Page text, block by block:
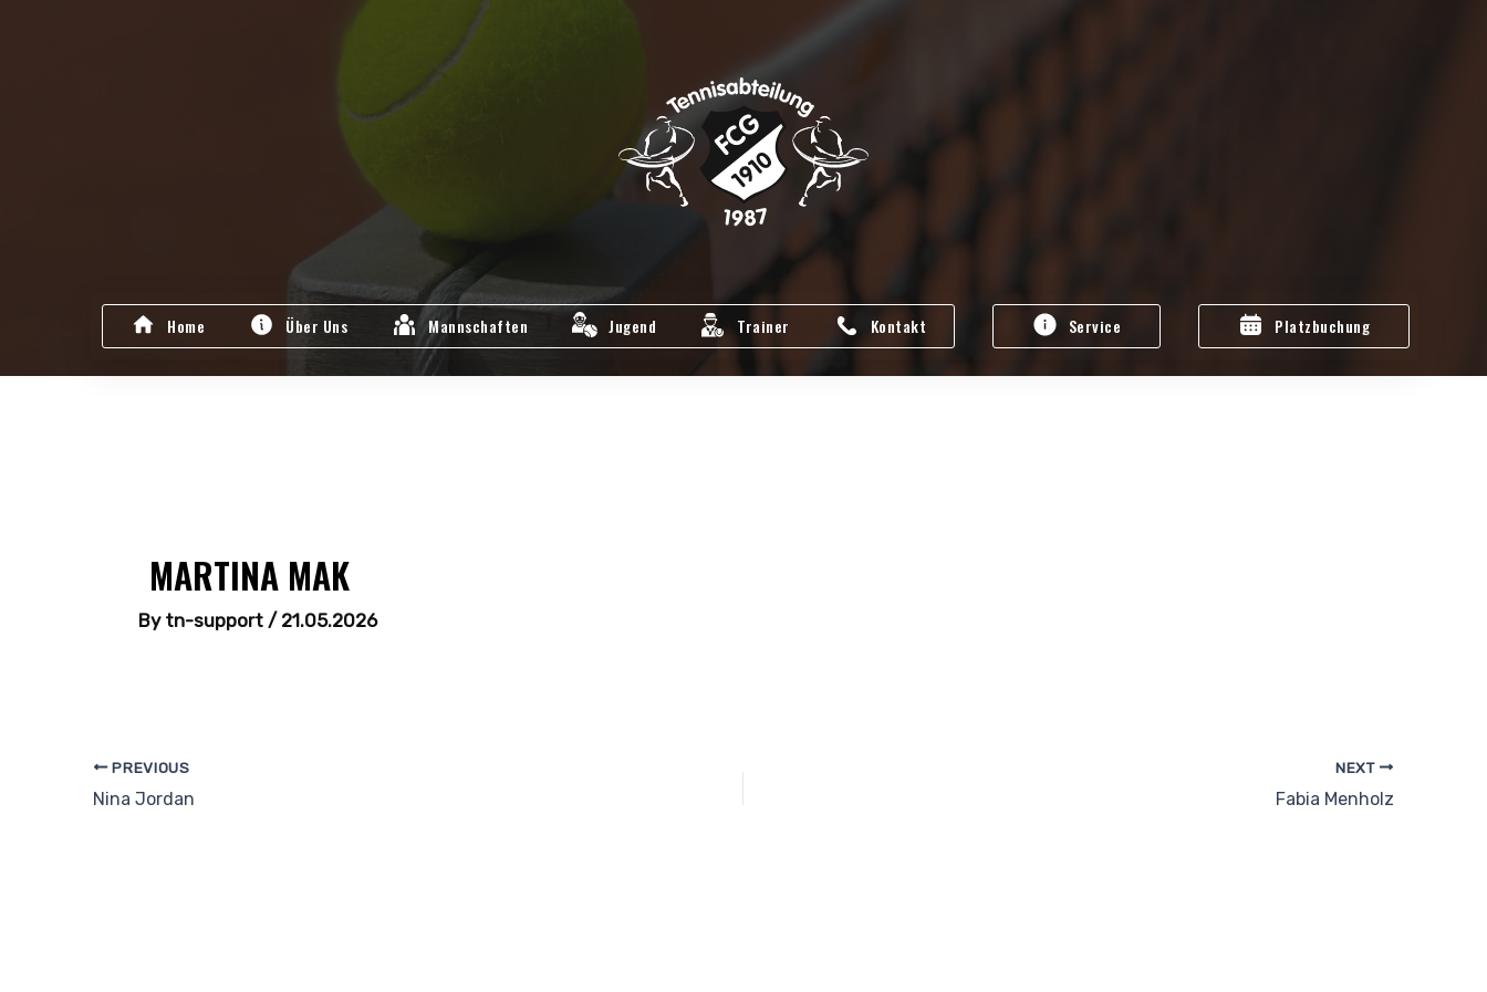
Home Über Uns Mannschaften Jugend Trainer Kontakt Service Platzbuchung
MARTINA MAK
By tn-support / 21.05.2026
PREVIOUS
Nina Jordan
NEXT
Fabia Menholz